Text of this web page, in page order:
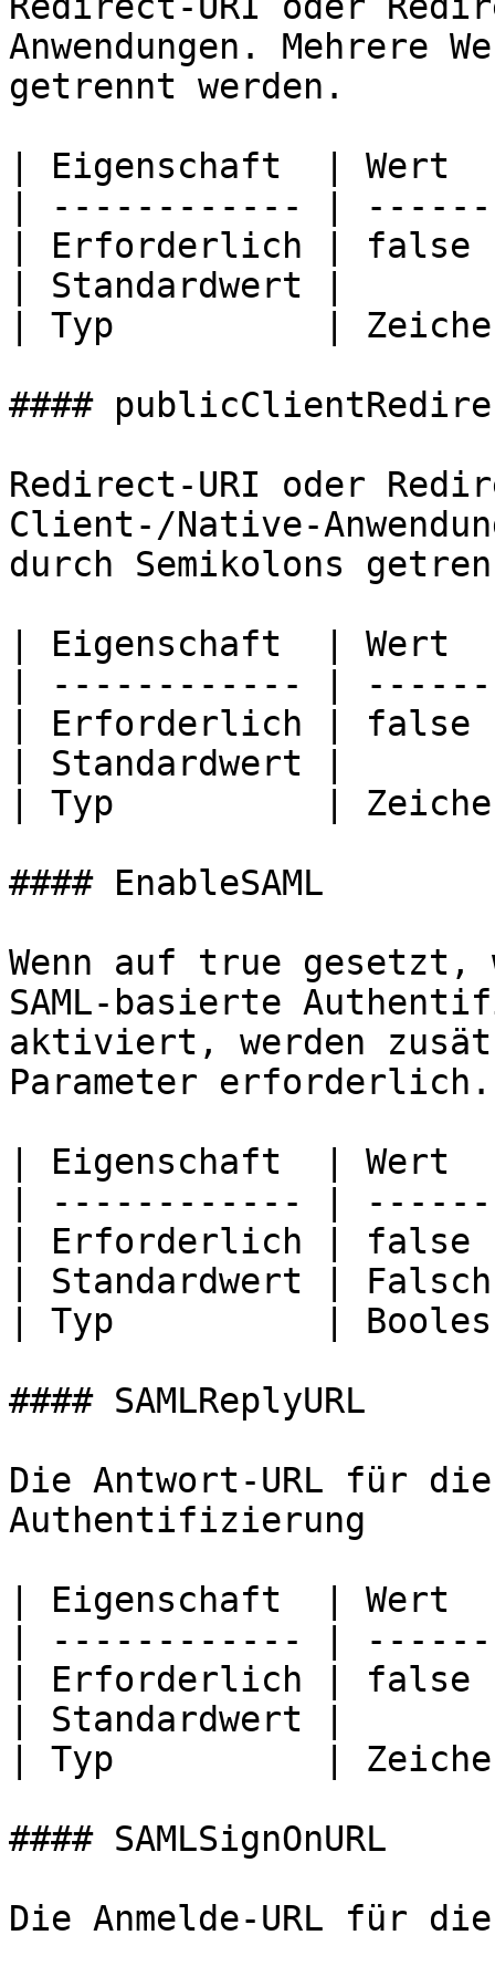
Anwendungen. Mehrere
getrennt werden.
| Eigenschaft  |
| ------------ |
| Erforderlich |
| Standardwert |
| Typ          |
####
Redirect-URI oder
Client-/Native-
durch Semikolons
| Eigenschaft  |
| ------------ |
| Erforderlich |
| Standardwert |
| Typ          |
#### EnableSAML
Wenn auf true gesetzt,
SAML-basierte
aktiviert, werden
Parameter erforderlich.
| Eigenschaft  |
| ------------ |
| Erforderlich |
| Standardwert |
| Typ          |
#### SAMLReplyURL
Die Antwort-URL für die
Authentifizierung
| Eigenschaft  |
| ------------ |
| Erforderlich |
| Standardwert |
| Typ          |
#### SAMLSignOnURL
Die Anmelde-URL für